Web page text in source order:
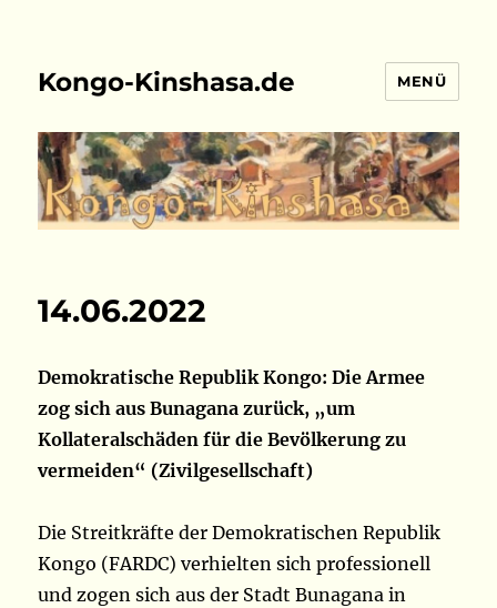
Kongo-Kinshasa.de MENÜ
14.06.2022
Demokratische Republik Kongo: Die Armee
zog sich aus Bunagana zurück, „um
Kollateralschäden für die Bevölkerung zu
vermeiden“ (Zivilgesellschaft)
Die Streitkräfte der Demokratischen Republik
Kongo (FARDC) verhielten sich professionell
und zogen sich aus der Stadt Bunagana in